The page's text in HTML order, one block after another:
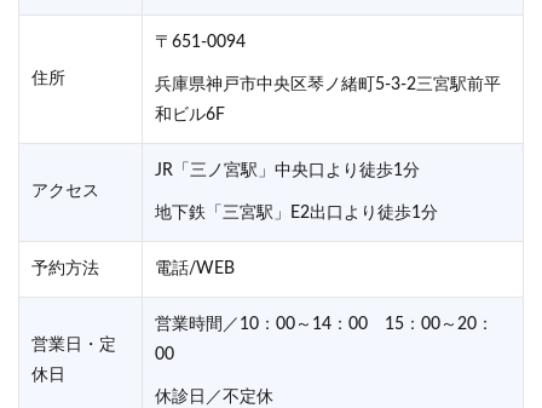
住所
〒651-0094
兵庫県神戸市中央区琴ノ緒町5-3-2三宮駅前平
和ビル6F
アクセス
JR「三ノ宮駅」中央口より徒歩1分
地下鉄「三宮駅」E2出口より徒歩1分
予約方法 電話/WEB
営業日・定
休日
営業時間／10：00～14：00 15：00～20：
00
休診日／不定休